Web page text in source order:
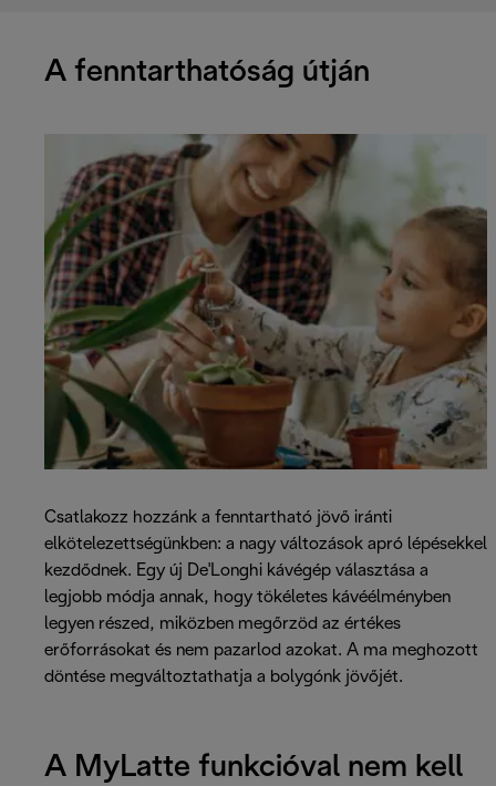
A fenntarthatóság útján
Csatlakozz hozzánk a fenntartható jövő iránti
elkötelezettségünkben: a nagy változások apró lépésekkel
kezdődnek. Egy új De'Longhi kávégép választása a
legjobb módja annak, hogy tökéletes kávéélményben
legyen részed, miközben megőrzöd az értékes
erőforrásokat és nem pazarlod azokat. A ma meghozott
döntése megváltoztathatja a bolygónk jövőjét.
A MyLatte funkcióval nem kell